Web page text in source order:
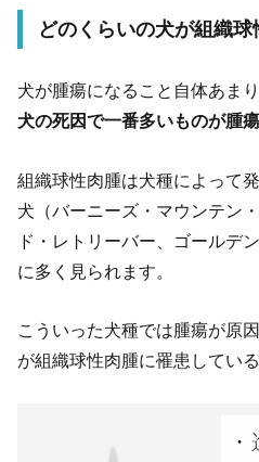
どのくらいの犬が組織球
犬が腫瘍になること自体あま
犬の死因で一番多いものが腫瘍
組織球性肉腫は犬種によって
犬（バーニーズ・マウンテン
ド・レトリーバー、ゴールデ
に多く見られます。
こういった犬種では腫瘍が原
が組織球性肉腫に罹患してい